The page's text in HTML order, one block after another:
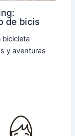
de bicis
bicicleta
y aventuras